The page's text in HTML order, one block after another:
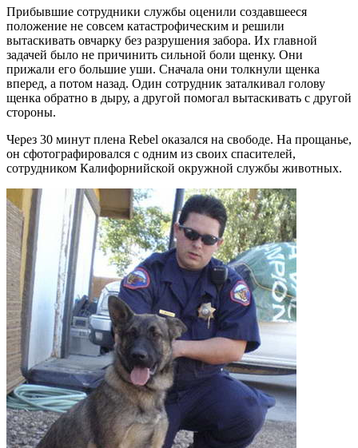
Прибывшие сотрудники службы оценили создавшееся
положение не совсем катастрофическим и решили
вытаскивать овчарку без разрушения забора. Их главной
задачей было не причинить сильной боли щенку. Они
прижали его большие уши. Сначала они толкнули щенка
вперед, а потом назад. Один сотрудник заталкивал голову
щенка обратно в дыру, а другой помогал вытаскивать с другой
стороны.
Через 30 минут плена Rebel оказался на свободе. На прощанье,
он сфотографировался с одним из своих спасителей,
сотрудником Калифорнийской окружной службы животных.